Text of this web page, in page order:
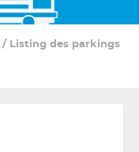
/ Listing des parkings